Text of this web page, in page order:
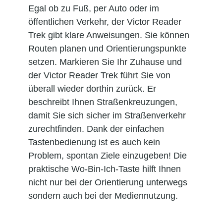
Egal ob zu Fuß, per Auto oder im
öffentlichen Verkehr, der Victor Reader
Trek gibt klare Anweisungen. Sie können
Routen planen und Orientierungspunkte
setzen. Markieren Sie Ihr Zuhause und
der Victor Reader Trek führt Sie von
überall wieder dorthin zurück. Er
beschreibt Ihnen Straßenkreuzungen,
damit Sie sich sicher im Straßenverkehr
zurechtfinden. Dank der einfachen
Tastenbedienung ist es auch kein
Problem, spontan Ziele einzugeben! Die
praktische Wo-Bin-Ich-Taste hilft Ihnen
nicht nur bei der Orientierung unterwegs
sondern auch bei der Mediennutzung.